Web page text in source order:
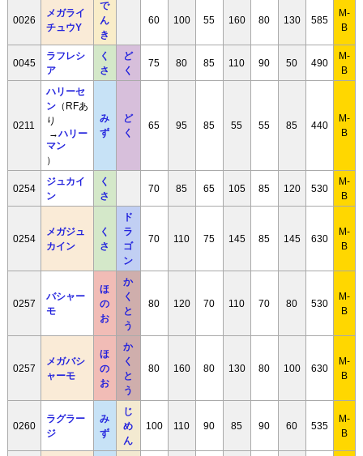
0026
メガライ
チュウY
で
ん
き
60 100 55 160 80 130 585
M-
B
0045
ラフレシ
ア
く
さ
ど
く
75 80 85 110 90 50 490
M-
B
0211
ハリーセ
ン（RFあ
り
→ハリー
マン
）
み
ず
ど
く
65 95 85 55 55 85 440
M-
B
0254
ジュカイ
ン
く
さ
70 85 65 105 85 120 530
M-
B
0254
メガジュ
カイン
く
さ
ド
ラ
ゴ
ン
70 110 75 145 85 145 630
M-
B
0257
バシャー
モ
ほ
の
お
か
く
と
う
80 120 70 110 70 80 530
M-
B
0257
メガバシ
ャーモ
ほ
の
お
か
く
と
う
80 160 80 130 80 100 630
M-
B
0260
ラグラー
ジ
み
ず
じ
め
ん
100 110 90 85 90 60 535
M-
B